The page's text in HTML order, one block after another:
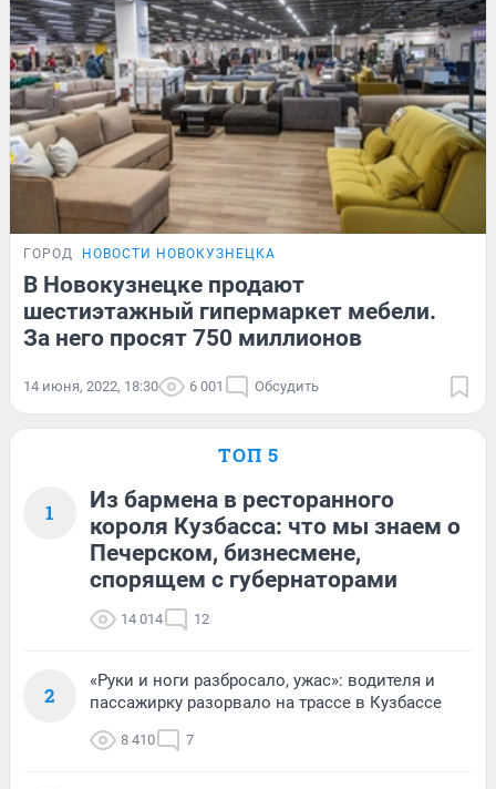
ГОРОД НОВОСТИ НОВОКУЗНЕЦКА
В Новокузнецке продают
шестиэтажный гипермаркет мебели.
За него просят 750 миллионов
14 июня, 2022, 18:30 6 001 Обсудить
ТОП 5
1
Из бармена в ресторанного
короля Кузбасса: что мы знаем о
Печерском, бизнесмене,
спорящем с губернаторами
14 014 12
2
«Руки и ноги разбросало, ужас»: водителя и
пассажирку разорвало на трассе в Кузбассе
8 410 7